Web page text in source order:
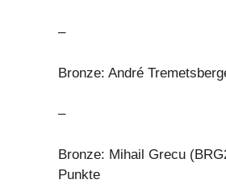
–
Bronze: André
–
Bronze: Mihail Grecu
Punkte